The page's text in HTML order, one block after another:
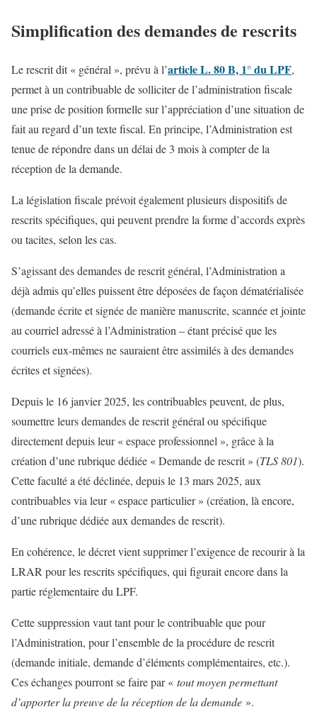
Simplification des demandes de rescrits
Le rescrit dit « général », prévu à l’article L. 80 B, 1° du LPF,
permet à un contribuable de solliciter de l’administration fiscale
une prise de position formelle sur l’appréciation d’une situation de
fait au regard d’un texte fiscal. En principe, l’Administration est
tenue de répondre dans un délai de 3 mois à compter de la
réception de la demande.
La législation fiscale prévoit également plusieurs dispositifs de
rescrits spécifiques, qui peuvent prendre la forme d’accords exprès
ou tacites, selon les cas.
S’agissant des demandes de rescrit général, l’Administration a
déjà admis qu’elles puissent être déposées de façon dématérialisée
(demande écrite et signée de manière manuscrite, scannée et jointe
au courriel adressé à l’Administration – étant précisé que les
courriels eux-mêmes ne sauraient être assimilés à des demandes
écrites et signées).
Depuis le 16 janvier 2025, les contribuables peuvent, de plus,
soumettre leurs demandes de rescrit général ou spécifique
directement depuis leur « espace professionnel », grâce à la
création d’une rubrique dédiée « Demande de rescrit » (TLS 801).
Cette faculté a été déclinée, depuis le 13 mars 2025, aux
contribuables via leur « espace particulier » (création, là encore,
d’une rubrique dédiée aux demandes de rescrit).
En cohérence, le décret vient supprimer l’exigence de recourir à la
LRAR pour les rescrits spécifiques, qui figurait encore dans la
partie réglementaire du LPF.
Cette suppression vaut tant pour le contribuable que pour
l’Administration, pour l’ensemble de la procédure de rescrit
(demande initiale, demande d’éléments complémentaires, etc.).
Ces échanges pourront se faire par « tout moyen permettant
d’apporter la preuve de la réception de la demande ».